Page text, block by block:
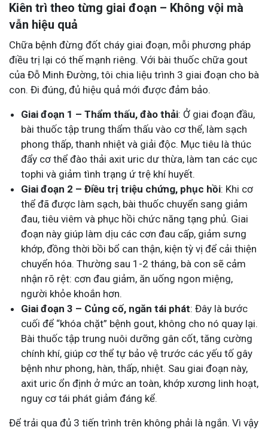
Kiên trì theo từng giai đoạn – Không vội mà
vẫn hiệu quả
Chữa bệnh đừng đốt cháy giai đoạn, mỗi phương pháp
điều trị lại có thế mạnh riêng. Với bài thuốc chữa gout
của Đỗ Minh Đường, tôi chia liệu trình 3 giai đoạn cho bà
con. Đi đúng, đủ hiệu quả mới được đảm bảo.
Giai đoạn 1 – Thẩm thấu, đào thải: Ở giai đoạn đầu,
bài thuốc tập trung thẩm thấu vào cơ thể, làm sạch
phong thấp, thanh nhiệt và giải độc. Mục tiêu là thúc
đẩy cơ thể đào thải axit uric dư thừa, làm tan các cục
tophi và giảm tình trạng ứ trệ khí huyết.
Giai đoạn 2 – Điều trị triệu chứng, phục hồi: Khi cơ
thể đã được làm sạch, bài thuốc chuyển sang giảm
đau, tiêu viêm và phục hồi chức năng tạng phủ. Giai
đoạn này giúp làm dịu các cơn đau cấp, giảm sưng
khớp, đồng thời bồi bổ can thận, kiện tỳ vị để cải thiện
chuyển hóa. Thường sau 1-2 tháng, bà con sẽ cảm
nhận rõ rệt: cơn đau giảm, ăn uống ngon miệng,
người khỏe khoắn hơn.
Giai đoạn 3 – Củng cố, ngăn tái phát: Đây là bước
cuối để “khóa chặt” bệnh gout, không cho nó quay lại.
Bài thuốc tập trung nuôi dưỡng gân cốt, tăng cường
chính khí, giúp cơ thể tự bảo vệ trước các yếu tố gây
bệnh như phong, hàn, thấp, nhiệt. Sau giai đoạn này,
axit uric ổn định ở mức an toàn, khớp xương linh hoạt,
nguy cơ tái phát giảm đáng kể.
Để trải qua đủ 3 tiến trình trên không phải là ngắn. Vì vậy